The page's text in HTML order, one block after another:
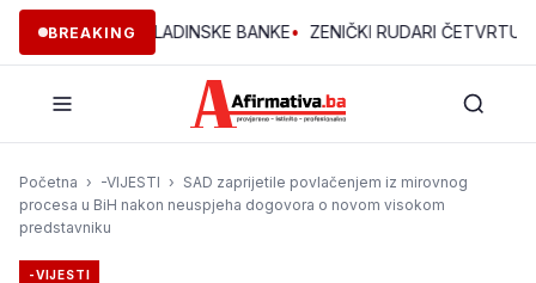
BREAKING
OMLADINSKE BANKE• ZENIČKI RUDARI ČETVRTU NOĆ
Početna › -VIJESTI › SAD zaprijetile povlačenjem iz mirovnog
procesa u BiH nakon neuspjeha dogovora o novom visokom
predstavniku
-VIJESTI